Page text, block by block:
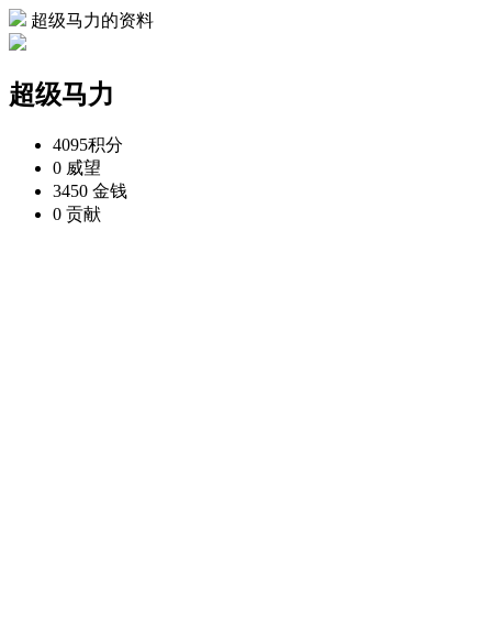
超级马力的资料
超级马力
4095积分
0 威望
3450 金钱
0 贡献